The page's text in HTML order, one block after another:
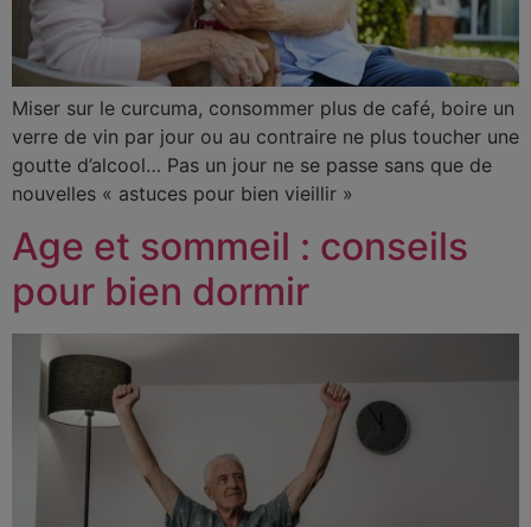
Miser sur le curcuma, consommer plus de café, boire un
verre de vin par jour ou au contraire ne plus toucher une
goutte d’alcool… Pas un jour ne se passe sans que de
nouvelles « astuces pour bien vieillir »
Age et sommeil : conseils
pour bien dormir